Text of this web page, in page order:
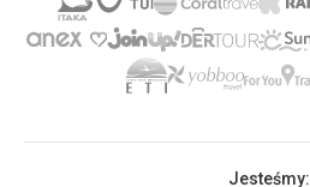
Jesteśmy: